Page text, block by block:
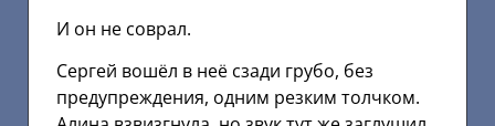
И он не соврал.
Сергей вошёл в неё сзади грубо, без
предупреждения, одним резким толчком.